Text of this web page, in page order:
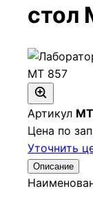
стол
Артикул
Цена по
Уточнить
Описание